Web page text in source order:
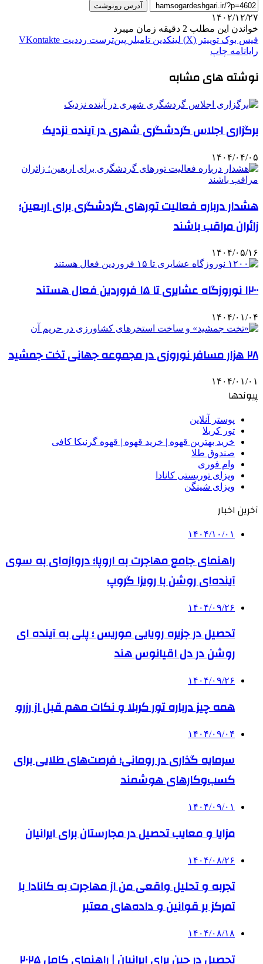
آدرس رونوشت
۱۴۰۲/۱۲/۲۷
خواندن این مطلب 2 دقیقه زمان میبرد
فیس بوک توییتر (X) لینکدین ‫تامبلر ‫پین‌ترست ‫رددیت ‫VKontakte
رایانامه چاپ
نوشته های مشابه
برگزاری اجلاس گردشگری شهری در آینده نزدیک
۱۴۰۴/۰۴/۰۵
هشدار درباره فعالیت تورهای گردشگری برای اربعین؛
زائران مراقب باشند
۱۴۰۴/۰۵/۱۶
۱۲۰۰ نوروزگاه عشایری تا ۱۵ فروردین فعال هستند
۱۴۰۴/۰۱/۰۴
۲۸ هزار مسافر نوروزی در مجموعه جهانی تخت جمشید
۱۴۰۴/۰۱/۰۱
پیوندها
پوستر آنلاین
تور کربلا
خرید بهترین قهوه | خرید قهوه | قهوه گرنیکا کافی
صندوق طلا
وام فوری
ویزای توریستی کانادا
ویزای شینگن
آخرین اخبار
۱۴۰۴/۱۰/۰۱
راهنمای جامع مهاجرت به اروپا؛ دروازه‌ای به سوی
آینده‌ای روشن با رویزا گروپ
۱۴۰۴/۰۹/۲۶
تحصیل در جزیره رویایی موریس ؛ پلی به آینده ‌ای
روشن در دل اقیانوس ‌هند
۱۴۰۴/۰۹/۲۶
همه چیز درباره تور کربلا و نکات مهم قبل از رزرو
۱۴۰۴/۰۹/۰۴
سرمایه گذاری در رومانی؛ فرصت‌های طلایی برای
کسب‌وکارهای هوشمند
۱۴۰۴/۰۹/۰۱
مزایا و معایب تحصیل در مجارستان برای ایرانیان
۱۴۰۴/۰۸/۲۶
تجربه و تحلیل واقعی من از مهاجرت به کانادا با
تمرکز بر قوانین و داده‌های معتبر
۱۴۰۴/۰۸/۱۸
تحصیل در چین برای ایرانیان | راهنمای کامل ۲۰۲۵